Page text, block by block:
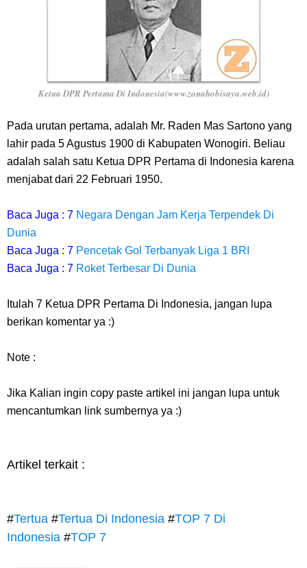
Ketua DPR Pertama Di Indonesia(www.zonahobisaya.web.id)
Pada urutan pertama, adalah Mr. Raden Mas Sartono yang
lahir pada 5 Agustus 1900 di Kabupaten Wonogiri. Beliau
adalah salah satu Ketua DPR Pertama di Indonesia karena
menjabat dari 22 Februari 1950.
Baca Juga : 7 Negara Dengan Jam Kerja Terpendek Di
Dunia
Baca Juga : 7 Pencetak Gol Terbanyak Liga 1 BRI
Baca Juga : 7 Roket Terbesar Di Dunia
Itulah 7 Ketua DPR Pertama Di Indonesia, jangan lupa
berikan komentar ya :)
Note :
Jika Kalian ingin copy paste artikel ini jangan lupa untuk
mencantumkan link sumbernya ya :)
Artikel terkait :
#Tertua #Tertua Di Indonesia #TOP 7 Di
Indonesia #TOP 7